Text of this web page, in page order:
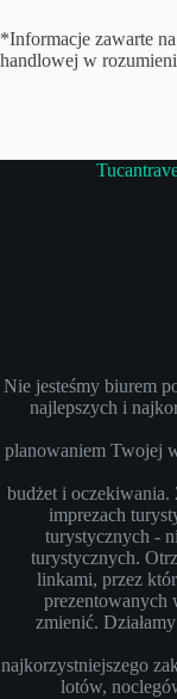
*Informacje zawarte
handlowej w
Nie jesteśmy biurem
najlepszych i
planowaniem Twojej
budżet i oczekiwania.
imprezach
turystycznych -
turystycznych.
linkami, przez
prezentowanych
zmienić.
najkorzystniejszego
lotów,